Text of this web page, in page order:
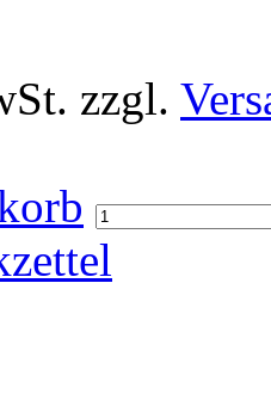
zzgl.